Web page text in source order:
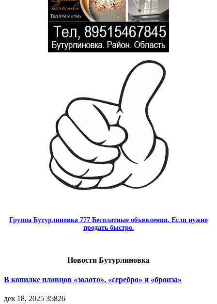
Группа Бутурлиновка 777 Бесплатные объявления. Если нужно
продать быстро.
Новости Бутурлиновка
В копилке пловцов «золото», «серебро» и «бронза»
дек 18, 2025 35826